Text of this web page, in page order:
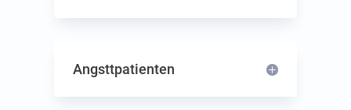
Angst­t­pa­ti­en­ten